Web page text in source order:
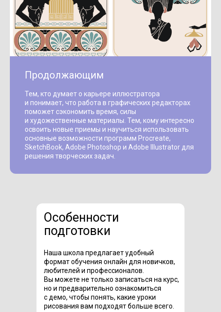
Продолжающим
Тем, кто думает о карьере иллюстратора
и понимает, что работа в графических редакторах
поможет сэкономить время, силы
и художественные материалы. Тем, кому интересно
освоить новые приемы и научиться использовать
основные возможности программ Procreate,
SketchBook, Adobe Photoshop и Adobe Illustrator для
решения творческих задач.
Наша школа предлагает удобный
формат обучения онлайн для новичков,
любителей и профессионалов.
Вы можете не только записаться на курс,
но и предварительно ознакомиться
с демо, чтобы понять, какие уроки
рисования вам подходят больше всего.
Особенности
подготовки